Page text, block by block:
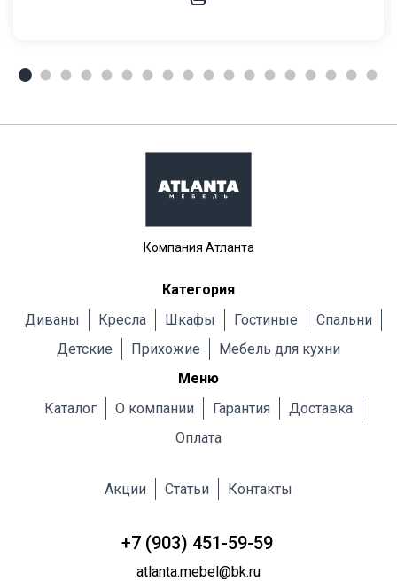
Компания Атланта
Категория
Диваны
Кресла Шкафы Гостиные
Cпальни
Детские
Прихожие
Мебель для кухни
Меню
Каталог
О компании Гарантия
Доставка
Оплата
Акции Статьи Контакты
+7 (903) 451-59-59
atlanta.mebel@bk.ru